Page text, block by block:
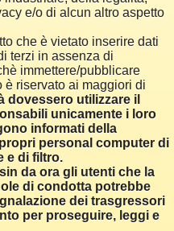
e/o di alcun altro aspetto
che è vietato inserire dati
terzi in assenza di
immettere/pubblicare
riservato ai maggiori di
dovessero utilizzare il
unicamente i loro
informati della
personal computer di
e di filtro.
da ora gli utenti che la
di condotta potrebbe
dei trasgressori
per proseguire, leggi e